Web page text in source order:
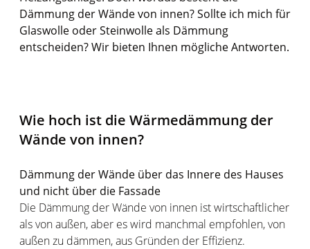
Dämmung der Wände von innen? Sollte ich mich für
Glaswolle oder Steinwolle als Dämmung
entscheiden? Wir bieten Ihnen mögliche Antworten.
Wie hoch ist die Wärmedämmung der
Wände von innen?
Dämmung der Wände über das Innere des Hauses
und nicht über die Fassade
Die Dämmung der Wände von innen ist wirtschaftlicher
als von außen, aber es wird manchmal empfohlen, von
außen zu dämmen, aus Gründen der Effizienz.